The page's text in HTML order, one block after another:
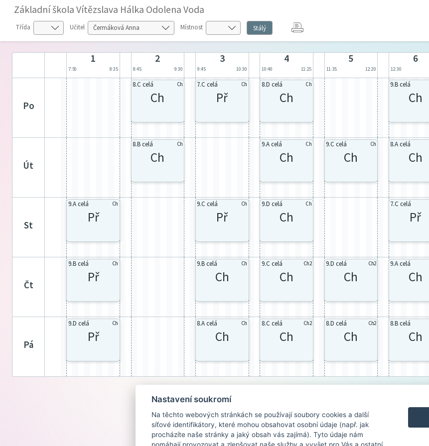
Základní škola Vítězslava Hálka Odolena Voda
Třída Učitel Místnost Stálý
1
7:50 8:35
2
8:45 9:30
3
9:45 10:30
4
10:40 11:25
5
11:35 12:20
6
12:30
po
8.C celá Ch
Ch
7.C celá Ch
Př
8.D celá Ch
Ch
9.B celá
Ch
út
8.B celá Ch
Ch
9.A celá Ch
Ch
9.C celá Ch
Ch
8.A celá
Ch
st
9.A celá Ch
Př
9.C celá Ch
Př
9.D celá Ch
Ch
7.C celá
Př
čt
9.B celá Ch
Př
9.B celá Ch
Ch
9.C celá Ch2
Ch
9.D celá Ch2
Ch
9.A celá
Ch
pá
9.D celá Ch
Př
8.A celá Ch
Ch
8.C celá Ch2
Ch
8.D celá Ch2
Ch
8.B celá
Ch
Nastavení soukromí
Na těchto webových stránkách se používají soubory cookies a další
síťové identifikátory, které mohou obsahovat osobní údaje (např. jak
procházíte naše stránky a jaký obsah vás zajímá). Tyto údaje nám